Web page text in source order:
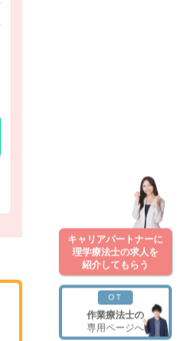
キャリアパートナーに
理学療法士の求人を
紹介してもらう
OT
作業療法士の
専用ページへ